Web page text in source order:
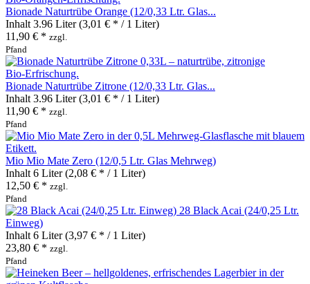
Bionade Naturtrübe Orange (12/0,33 Ltr. Glas...
Inhalt 3.96 Liter(3,01 € * / 1 Liter)
11,90 € * zzgl.
Pfand
Bionade Naturtrübe Zitrone (12/0,33 Ltr. Glas...
Inhalt 3.96 Liter(3,01 € * / 1 Liter)
11,90 € * zzgl.
Pfand
Mio Mio Mate Zero (12/0,5 Ltr. Glas Mehrweg)
Inhalt 6 Liter(2,08 € * / 1 Liter)
12,50 € * zzgl.
Pfand
28 Black Acai (24/0,25 Ltr.
Einweg)
Inhalt 6 Liter(3,97 € * / 1 Liter)
23,80 € * zzgl.
Pfand